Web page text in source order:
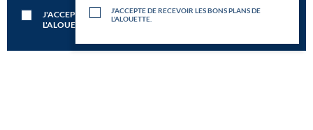
J'ACCEPTE DE RECEVOIR LES BONS PLANS DE
L'ALOUETTE.
J'ACCEPTE DE RECEVOIR LES BONS PLANS DE
L'ALOUETTE.